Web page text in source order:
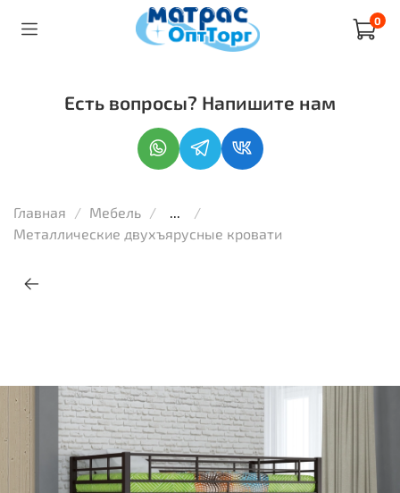
0
Главная Мебель
Металлические двухъярусные кровати
Есть вопросы? Напишите нам